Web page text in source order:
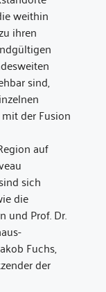
weithin
ihren
sind,
der Fusion
auf
sich
die
und Prof. Dr.
Fuchs,
der